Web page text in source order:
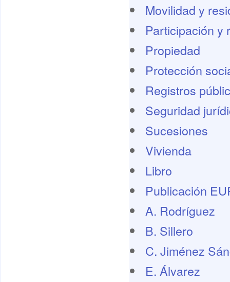
Movilidad y
Participación y
Propiedad
Protección
Registros
Seguridad
Sucesiones
Vivienda
Libro
Publicación
A. Rodríguez
B. Sillero
C. Jiménez
E. Álvarez